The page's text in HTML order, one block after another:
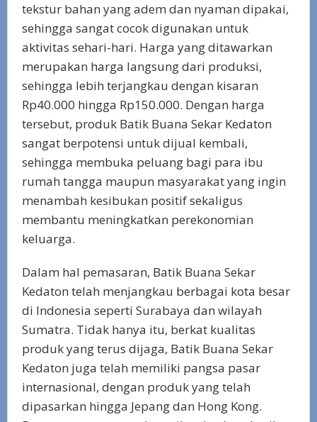
tekstur bahan yang adem dan nyaman dipakai,
sehingga sangat cocok digunakan untuk
aktivitas sehari-hari. Harga yang ditawarkan
merupakan harga langsung dari produksi,
sehingga lebih terjangkau dengan kisaran
Rp40.000 hingga Rp150.000. Dengan harga
tersebut, produk Batik Buana Sekar Kedaton
sangat berpotensi untuk dijual kembali,
sehingga membuka peluang bagi para ibu
rumah tangga maupun masyarakat yang ingin
menambah kesibukan positif sekaligus
membantu meningkatkan perekonomian
keluarga.
Dalam hal pemasaran, Batik Buana Sekar
Kedaton telah menjangkau berbagai kota besar
di Indonesia seperti Surabaya dan wilayah
Sumatra. Tidak hanya itu, berkat kualitas
produk yang terus dijaga, Batik Buana Sekar
Kedaton juga telah memiliki pangsa pasar
internasional, dengan produk yang telah
dipasarkan hingga Jepang dan Hong Kong.